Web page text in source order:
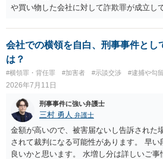
や買い物した会社に対して詐欺罪が成立し
質問３は弁護士と相談して弁護士にして貰
護士費用はケースバイケースですが着手金
かと思います。ご参考にしてください。
会社での横領を自白、刑事事件とし
は？
#横領罪・背任罪 #加害者 #示談交渉 #逮捕や勾
2026年7月11日
刑事事件に強い弁護士
三村 勇人 弁護士
金額が高いので、被害届ないし告訴された
されて裁判になる可能性があります。 早
良いかと思います。 水増し分は詳しいご